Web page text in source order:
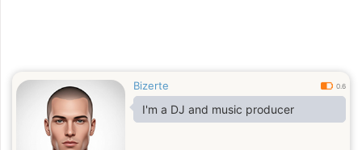
Bizerte 0.6
I'm a DJ and music producer